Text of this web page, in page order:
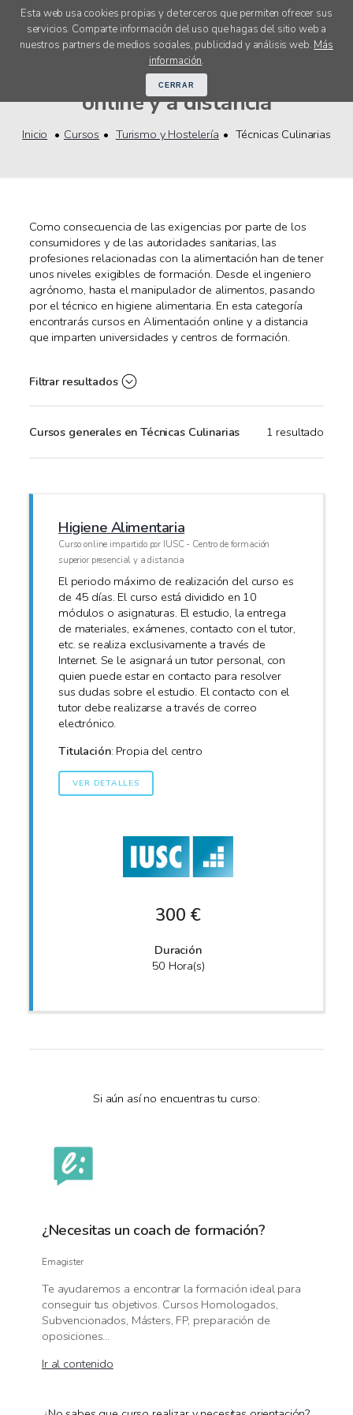
Esta web usa cookies propias y de terceros que permiten ofrecer sus
servicios. Comparte información del uso que hagas del sitio web a
nuestros partners de medios sociales, publicidad y análisis web. Más
información.
CERRAR
menú
Cursos Técnicas Culinarias
online y a distancia
Inicio Cursos Turismo y Hostelería Técnicas Culinarias
Como consecuencia de las exigencias por parte de los
consumidores y de las autoridades sanitarias, las
profesiones relacionadas con la alimentación han de tener
unos niveles exigibles de formación. Desde el ingeniero
agrónomo, hasta el manipulador de alimentos, pasando
por el técnico en higiene alimentaria. En esta categoría
encontrarás cursos en Alimentación online y a distancia
que imparten universidades y centros de formación.
Filtrar resultados
Cursos generales en Técnicas Culinarias 1 resultado
Higiene Alimentaria
Curso online impartido por IUSC - Centro de formación
superior presencial y a distancia
El periodo máximo de realización del curso es
de 45 días. El curso está dividido en 10
módulos o asignaturas. El estudio, la entrega
de materiales, exámenes, contacto con el tutor,
etc. se realiza exclusivamente a través de
Internet. Se le asignará un tutor personal, con
quien puede estar en contacto para resolver
sus dudas sobre el estudio. El contacto con el
tutor debe realizarse a través de correo
electrónico.
Titulación: Propia del centro
VER DETALLES
300 €
Duración
50 Hora(s)
Si aún así no encuentras tu curso:
¿Necesitas un coach de formación?
Emagister
Te ayudaremos a encontrar la formación ideal para
conseguir tus objetivos. Cursos Homologados,
Subvencionados, Másters, FP, preparación de
oposiciones...
Ir al contenido